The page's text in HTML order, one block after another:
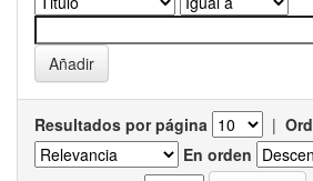
Resultados por página |
En orden